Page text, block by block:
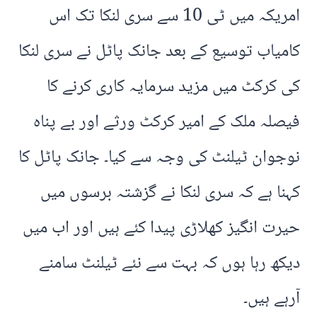
امریکہ میں ٹی 10 سے سری لنکا تک اس
کامیاب توسیع کے بعد جانک پاٹل نے سری لنکا
کی کرکٹ میں مزید سرمایہ کاری کرنے کا
فیصلہ ملک کے امیر کرکٹ ورثے اور بے پناہ
نوجوان ٹیلنٹ کی وجہ سے کیا۔ جانک پاٹل کا
کہنا ہے کہ سری لنکا نے گزشتہ برسوں میں
حیرت انگیز کھلاڑی پیدا کئے ہیں اور اب میں
دیکھ رہا ہوں کہ بہت سے نئے ٹیلنٹ سامنے
آرہے ہیں۔